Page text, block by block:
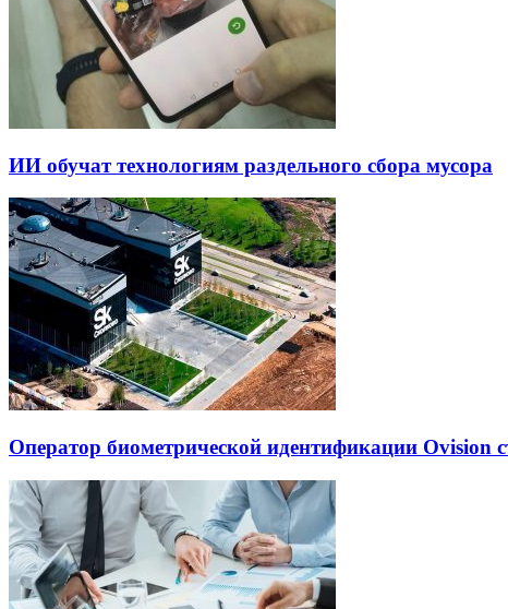
ИИ обучат технологиям раздельного сбора мусора
Оператор биометрической идентификации Ovision